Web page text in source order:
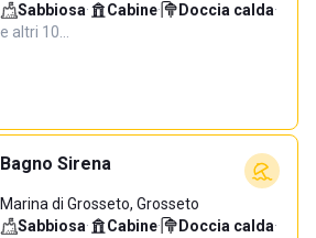
Sabbiosa· Cabine· Doccia calda·
e altri 10…
Bagno Sirena
Marina di Grosseto, Grosseto
Sabbiosa· Cabine· Doccia calda·